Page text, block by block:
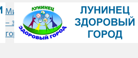
Микашевичи
– здоровый
город" />